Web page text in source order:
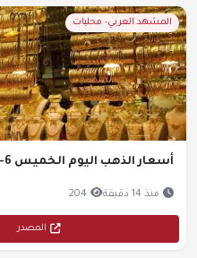
المشهد العربي- محليات
أسعار الذهب اليوم الخميس 6-8-2026 في اليمن
منذ 14 دقيقة 204
المصدر